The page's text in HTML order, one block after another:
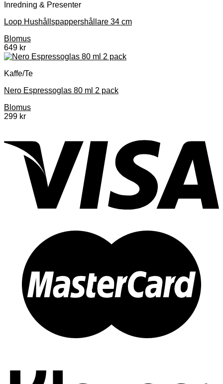
Inredning & Presenter
Loop Hushållspappershållare 34 cm
Blomus
649 kr
Kaffe/Te
Nero Espressoglas 80 ml 2 pack
Blomus
299 kr